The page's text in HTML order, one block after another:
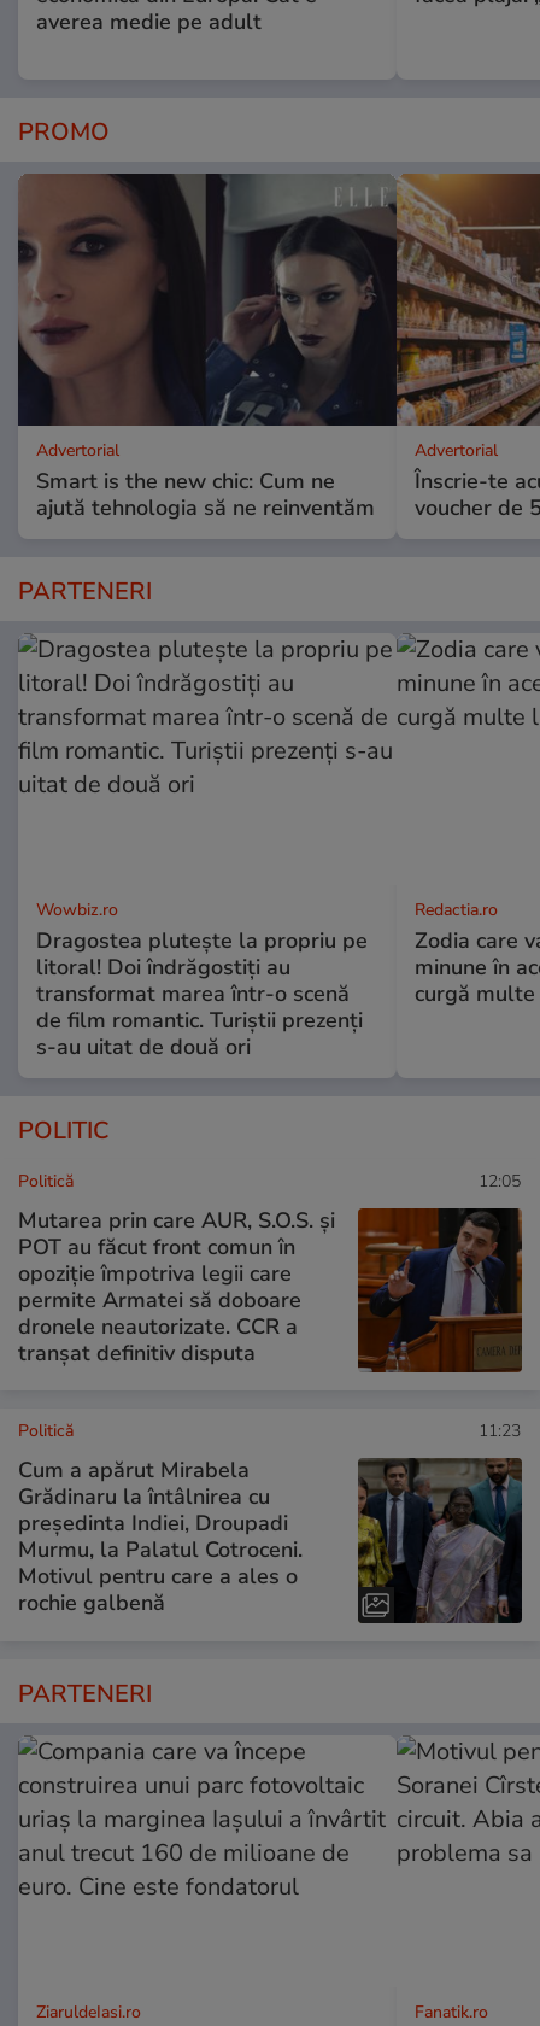
averea medie pe adult
PROMO
Advertorial
Smart is the new chic: Cum ne
ajută tehnologia să ne reinventăm
Advertorial
Înscrie-te
voucher de
PARTENERI
Wowbiz.ro
Dragostea plutește la propriu pe
litoral! Doi îndrăgostiți au
transformat marea într-o scenă
de film romantic. Turiștii prezenți
s-au uitat de două ori
Redactia.ro
Zodia care
minune în
curgă
POLITIC
Politică 12:05
Mutarea prin care AUR, S.O.S. și
POT au făcut front comun în
opoziție împotriva legii care
permite Armatei să doboare
dronele neautorizate. CCR a
tranșat definitiv disputa
Politică 11:23
Cum a apărut Mirabela
Grădinaru la întâlnirea cu
președinta Indiei, Droupadi
Murmu, la Palatul Cotroceni.
Motivul pentru care a ales o
rochie galbenă
PARTENERI
ZiaruldeIasi.ro Fanatik.ro